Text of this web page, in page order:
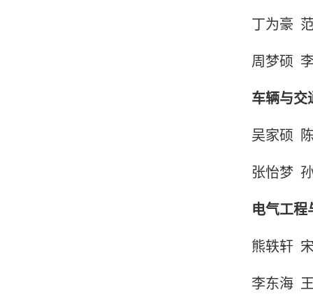
丁为豪
周梦硕
车辆与交
吴家硕
张怡梦
电气工程
熊轶轩
李东海